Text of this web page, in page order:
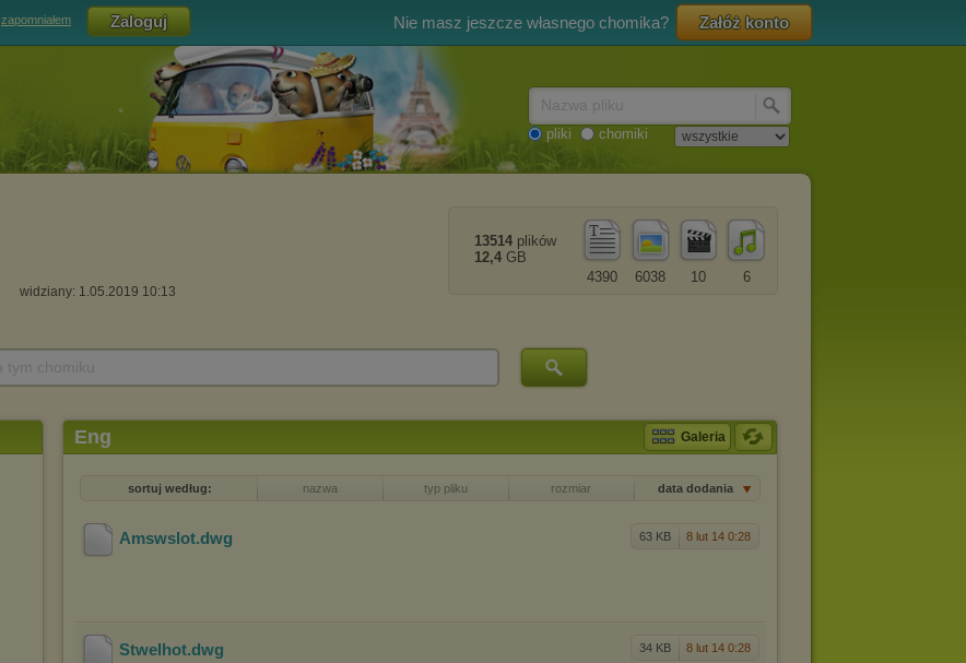
zapomniałem Nie masz jeszcze własnego chomika? Załóż konto
pliki chomiki
widziany: 1.05.2019 10:13
6
10
6038
4390
13514 plików
12,4 GB
Eng Galeria
sortuj według: nazwa typ pliku rozmiar data dodania
63 KB 8 lut 14 0:28
Amswslot.dwg
34 KB 8 lut 14 0:28
Stwelhot.dwg